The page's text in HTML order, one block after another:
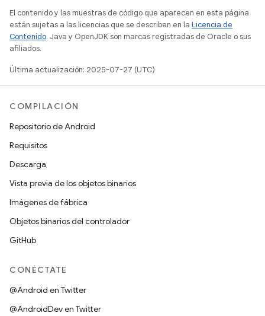
El contenido y las muestras de código que aparecen en esta página
están sujetas a las licencias que se describen en la Licencia de
Contenido. Java y OpenJDK son marcas registradas de Oracle o sus
afiliados.
Última actualización: 2025-07-27 (UTC)
COMPILACIÓN
Repositorio de Android
Requisitos
Descarga
Vista previa de los objetos binarios
Imágenes de fábrica
Objetos binarios del controlador
GitHub
CONÉCTATE
@Android en Twitter
@AndroidDev en Twitter